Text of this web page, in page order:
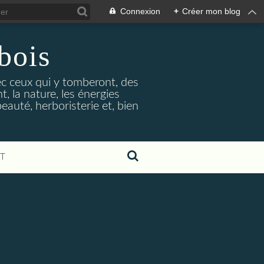
Connexion + Créer mon blog
ceux qui y tomberont, des
la nature, les énergies
herboristerie et, bien